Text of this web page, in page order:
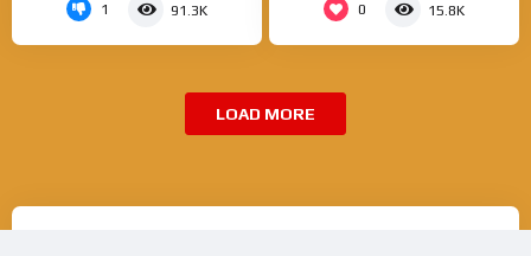
1 91.3K 0 15.8K
LOAD MORE